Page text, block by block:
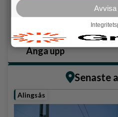
Detta händer i
Gatuköksklassiker
Ånga upp
Senaste
Alingsås
Avvisa